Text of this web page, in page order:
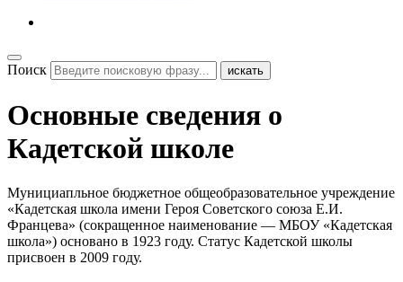
Поиск искать
Основные сведения о
Кадетской школе
Мунициапльное бюджетное общеобразовательное учреждение
«Кадетская школа имени Героя Советского союза Е.И.
Францева» (сокращенное наименование — МБОУ «Кадетская
школа») основано в 1923 году. Статус Кадетской школы
присвоен в 2009 году.